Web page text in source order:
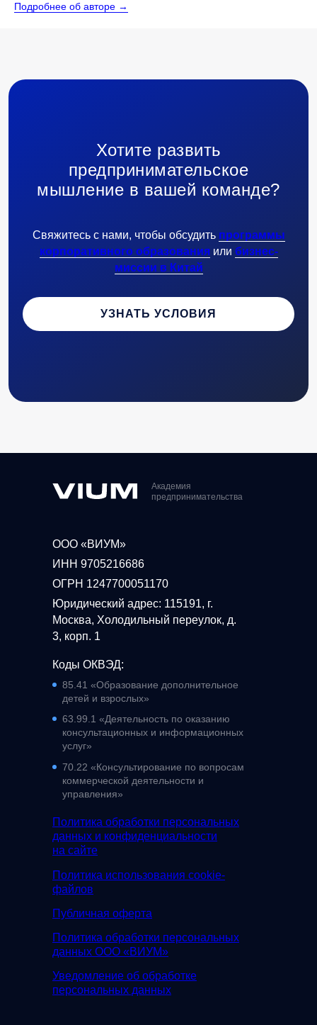
Подробнее об авторе →
Хотите развить
предпринимательское
мышление в вашей команде?
Свяжитесь с нами, чтобы обсудить программы
корпоративного образованияили бизнес-
миссии в Китай
УЗНАТЬ УСЛОВИЯ
Академия
предпринимательства
ООО «ВИУМ»
ИНН 9705216686
ОГРН 1247700051170
Юридический адрес: 115191, г.
Москва, Холодильный переулок, д.
3, корп. 1
Политика обработки персональных
данных и конфиденциальности
на сайте
Политика использования cookie-
файлов
Публичная оферта
Политика обработки персональных
данных ООО «ВИУМ»
Уведомление об обработке
персональных данных
Коды ОКВЭД:
85.41 «Образование дополнительное
детей и взрослых»
63.99.1 «Деятельность по оказанию
консультационных и информационных
услуг»
70.22 «Консультирование по вопросам
коммерческой деятельности и
управления»